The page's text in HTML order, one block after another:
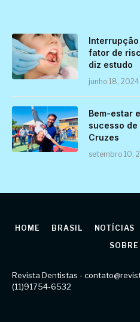
fator de
diz estudo
junho 18, 2024
Bem-estar
sucesso de
Cruzes
setembro 10,
HOME BRASIL NOTÍCIAS
SOBRE
Revista Dentistas -
(11)91754-6532